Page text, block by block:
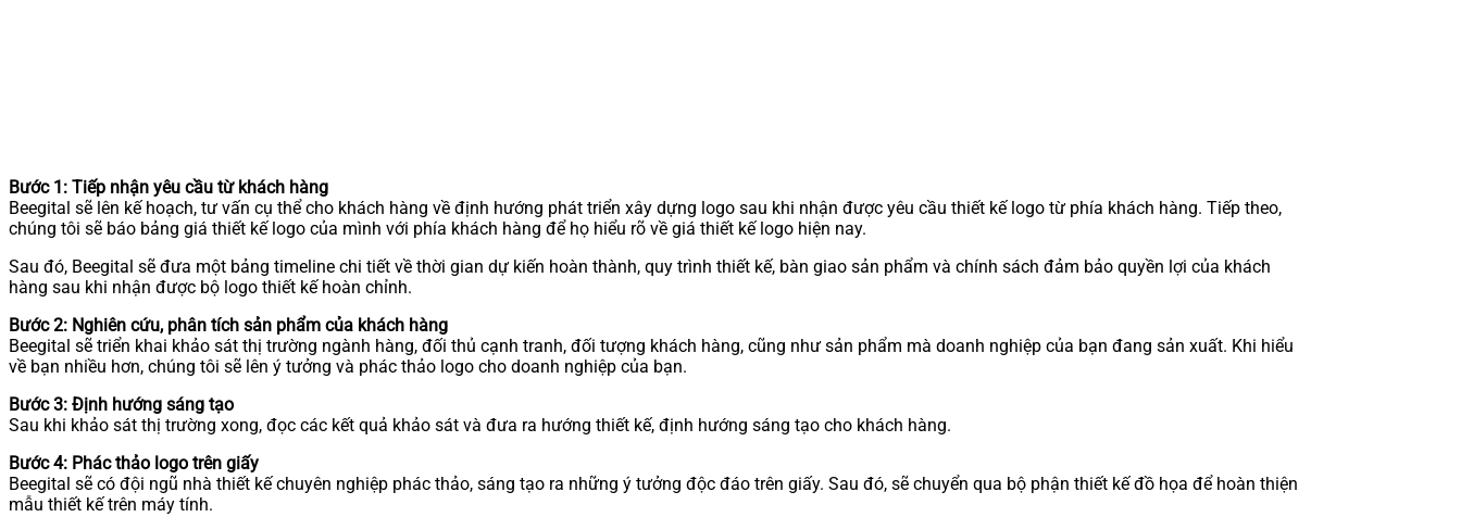
Bước 1: Tiếp nhận yêu cầu từ khách hàng
Beegital sẽ lên kế hoạch, tư vấn cụ thể cho khách hàng về định hướng phát triển xây dựng logo sau khi nhận được yêu cầu thiết kế logo từ phía khách hàng. Tiếp theo,
chúng tôi sẽ báo bảng giá thiết kế logo của mình với phía khách hàng để họ hiểu rõ về giá thiết kế logo hiện nay.
Sau đó, Beegital sẽ đưa một bảng timeline chi tiết về thời gian dự kiến hoàn thành, quy trình thiết kế, bàn giao sản phẩm và chính sách đảm bảo quyền lợi của khách
hàng sau khi nhận được bộ logo thiết kế hoàn chỉnh.
Bước 2: Nghiên cứu, phân tích sản phẩm của khách hàng
Beegital sẽ triển khai khảo sát thị trường ngành hàng, đối thủ cạnh tranh, đối tượng khách hàng, cũng như sản phẩm mà doanh nghiệp của bạn đang sản xuất. Khi hiểu
về bạn nhiều hơn, chúng tôi sẽ lên ý tưởng và phác thảo logo cho doanh nghiệp của bạn.
Bước 3: Định hướng sáng tạo
Sau khi khảo sát thị trường xong, đọc các kết quả khảo sát và đưa ra hướng thiết kế, định hướng sáng tạo cho khách hàng.
Bước 4: Phác thảo logo trên giấy
Beegital sẽ có đội ngũ nhà thiết kế chuyên nghiệp phác thảo, sáng tạo ra những ý tưởng độc đáo trên giấy. Sau đó, sẽ chuyển qua bộ phận thiết kế đồ họa để hoàn thiện
mẫu thiết kế trên máy tính.